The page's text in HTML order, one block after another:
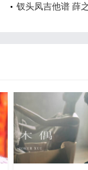
钗头凤吉他谱 薛